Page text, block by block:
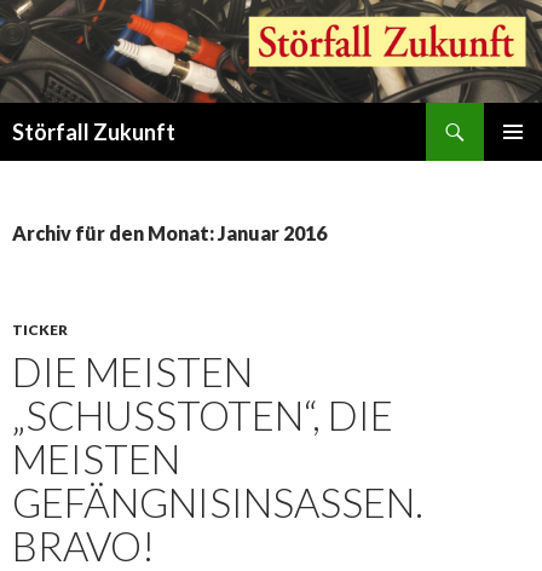
Störfall Zukunft
Archiv für den Monat: Januar 2016
TICKER
DIE MEISTEN
„SCHUSSTOTEN“, DIE
MEISTEN
GEFÄNGNISINSASSEN.
BRAVO!